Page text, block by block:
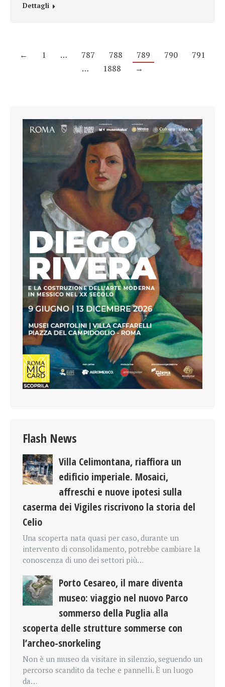
Dettagli
← 1 … 787 788 789 790
791
…
1888 →
Flash News
Villa Celimontana, riaffiora un
edificio imperiale. Mosaici,
affreschi e nuove ipotesi sulla
caserma dei Vigiles riscrivono la storia del
Celio
Una scoperta nata quasi per caso, durante un
intervento di consolidamento, potrebbe cambiare la
conoscenza di uno dei settori più…
Porto Cesareo, il mare diventa
museo: viaggio nel nuovo Parco
sommerso della Puglia alla
scoperta delle strutture sommerse con
l’archeo-snorkeling
Non è un museo da visitare in silenzio, seguendo un
percorso scandito da teche e pannelli. È un luogo
da…